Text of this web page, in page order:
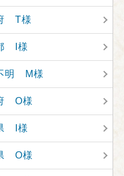
T様
I様
明 M様
O様
I様
O様